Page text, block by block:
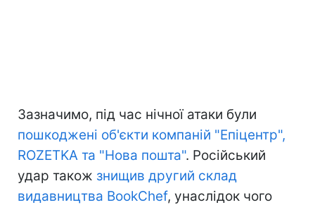
Зазначимо, під час нічної атаки були
пошкоджені об'єкти компаній "Епіцентр",
ROZETKA та "Нова пошта". Російський
удар також знищив другий склад
видавництва BookChef, унаслідок чого